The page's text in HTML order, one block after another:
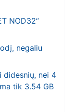
NOD32“
negaliu
didesnių, nei 4
tik 3.54 GB